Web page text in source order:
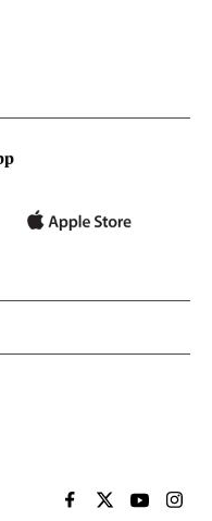
EL PAÍS BRASIL EN
EL PAÍSEL PAÍS
EL